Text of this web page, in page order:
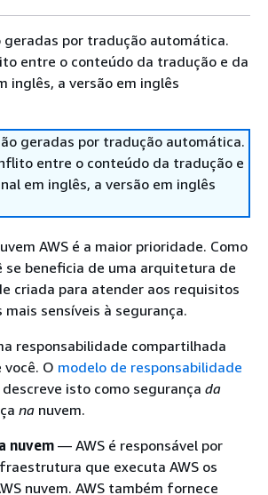
geradas por tradução automática.
entre o conteúdo da tradução e da
inglês, a versão em inglês
geradas por tradução automática.
entre o conteúdo da tradução e
em inglês, a versão em inglês
AWS é a maior prioridade. Como
se beneficia de uma arquitetura de
criada para atender aos requisitos
mais sensíveis à segurança.
responsabilidade compartilhada
você. O modelo de responsabilidade
descreve isto como segurança da
na nuvem.
nuvem — AWS é responsável por
que executa AWS os
nuvem. AWS também fornece